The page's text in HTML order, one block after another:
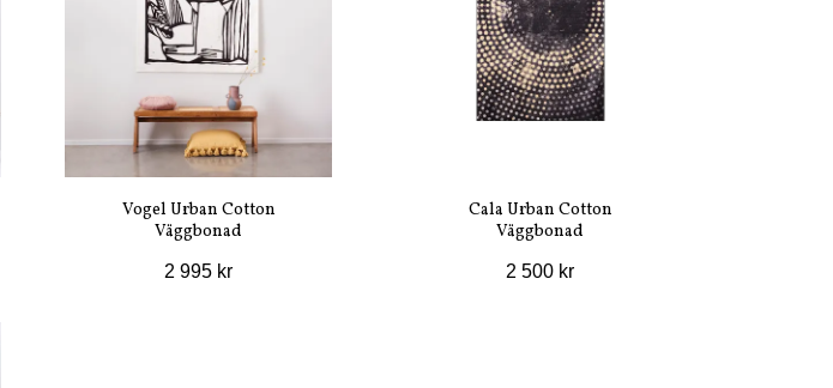
Vogel Urban Cotton
Väggbonad
2 995 kr
Cala Urban Cotton
Väggbonad
2 500 kr